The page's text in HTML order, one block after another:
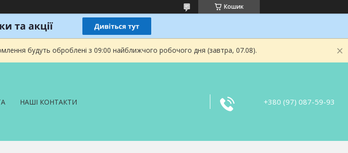
Кошик
будуть оброблені з 09:00 найближчого робочого дня (завтра, 07.08).
НАШІ КОНТАКТИ +380 (97) 087-59-93